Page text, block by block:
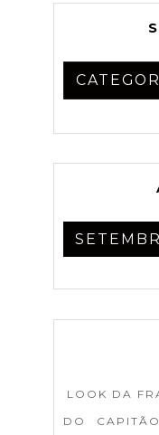
LOOK DA
DO CAPITÃO